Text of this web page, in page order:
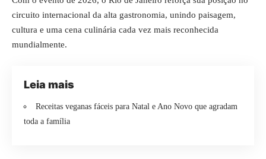
circuito internacional da alta gastronomia, unindo paisagem,
cultura e uma cena culinária cada vez mais reconhecida
mundialmente.
Leia mais
Receitas veganas fáceis para Natal e Ano Novo que agradam
toda a família